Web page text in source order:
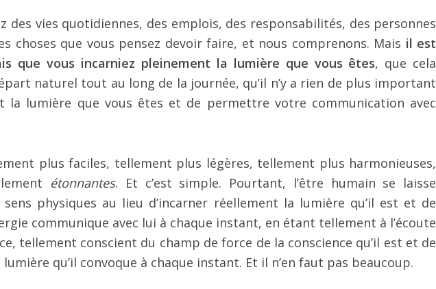
des vies quotidiennes, des emplois, des responsabilités, des personnes
choses que vous pensez devoir faire, et nous comprenons. Mais il est
que vous incarniez pleinement la lumière que vous êtes, que cela
naturel tout au long de la journée, qu’il n’y a rien de plus important
la lumière que vous êtes et de permettre votre communication avec
plus faciles, tellement plus légères, tellement plus harmonieuses,
étonnantes. Et c’est simple. Pourtant, l’être humain se laisse
physiques au lieu d’incarner réellement la lumière qu’il est et de
communique avec lui à chaque instant, en étant tellement à l’écoute
tellement conscient du champ de force de la conscience qu’il est et de
qu’il convoque à chaque instant. Et il n’en faut pas beaucoup.